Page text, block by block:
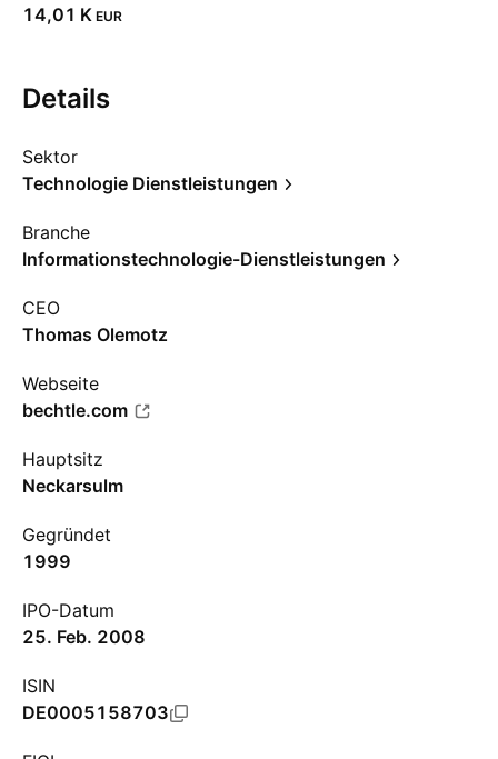
‪14,01 K‬ EUR
Details
Sektor
Technologie Dienstleistungen
Branche
Informationstechnologie-Dienstleistungen
CEO
Thomas Olemotz
Webseite
bechtle.com
Hauptsitz
Neckarsulm
Gegründet
1999
IPO-Datum
25. Feb. 2008
ISIN
DE0005158703